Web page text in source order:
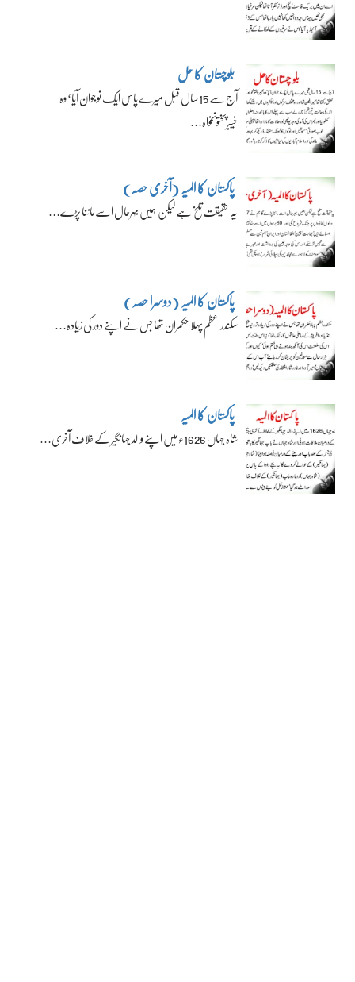
بلوچستان کا حل
آج سے 15 سال قبل میرے پاس ایک نوجوان آیا‘ وہ
خیبرپختونخواہ…
پاکستان کا المیہ (آخری حصہ)
یہ حقیقت تلخ ہے لیکن ہمیں بہرحال اسے ماننا پڑے…
پاکستان کا المیہ (دوسرا حصہ)
سکندراعظم پہلا حکمران تھا جس نے اپنے دور کی زیادہ…
پاکستان کا المیہ
شاہ جہاں 1626ء میں اپنے والد جہانگیر کے خلاف آخری…